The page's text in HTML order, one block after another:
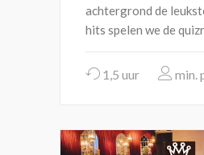
achtergrond de
hits spelen we de
1,5 uur